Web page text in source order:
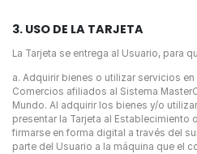
3. USO DE LA TARJETA
La Tarjeta se entrega al Usuario, para
a. Adquirir bienes o utilizar servicios
Comercios afiliados al Sistema
Mundo. Al adquirir los bienes y/o
presentar la Tarjeta al Establecimiento
firmarse en forma digital a través del
parte del Usuario a la máquina que el